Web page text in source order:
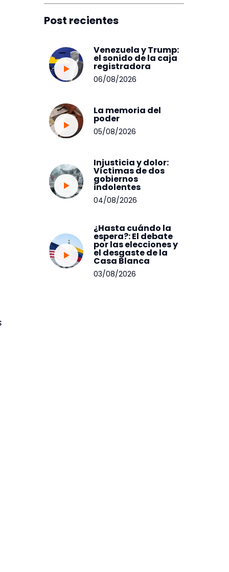
Post recientes
Venezuela y Trump:
el sonido de la caja
registradora
06/08/2026
La memoria del
poder
05/08/2026
Injusticia y dolor:
Víctimas de dos
gobiernos
indolentes
04/08/2026
¿Hasta cuándo la
espera?: El debate
por las elecciones y
el desgaste de la
Casa Blanca
03/08/2026